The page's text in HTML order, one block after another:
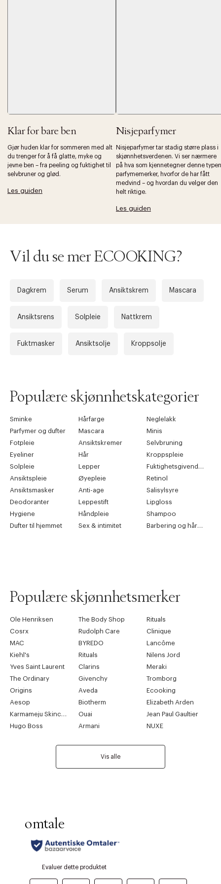
Klar for bare ben
Gjør huden klar for sommeren med alt
du trenger for å få glatte, myke og
jevne ben – fra peeling og fuktighet til
selvbruner og glød.
Les guiden
Nisjeparfymer
Nisjeparfymer tar stadig større plass i
skjønnhetsverdenen. Vi ser nærmere
på hva som kjennetegner denne typen
parfymemerker, hvorfor de har fått
medvind – og hvordan du velger den
helt riktige.
Les guiden
Vil du se mer ECOOKING?
Dagkrem Serum Ansiktskrem Mascara
Ansiktsrens Solpleie Nattkrem
Fuktmasker Ansiktsolje Kroppsolje
Populære skjønnhetskategorier
Sminke Hårfarge
Neglelakk
Parfymer og dufter
Mascara
Minis
Fotpleie
Ansiktskremer
Selvbruning
Eyeliner
Hår
Kroppspleie
Solpleie
Lepper
Ansiktspleie
Øyepleie
Retinol
Ansiktsmasker
Anti-age
Salisylsyre
Deodoranter
Leppestift
Lipgloss
Hygiene
Håndpleie
Shampoo
Dufter til hjemmet
Sex & intimitet
Populære skjønnhetsmerker
Ole Henriksen The Body Shop
Rituals
Cosrx
Rudolph Care
Clinique
MAC
BYREDO
Lancôme
Kiehl's
Rituals
Nilens Jord
Yves Saint Laurent
Clarins
Meraki
The Ordinary
Givenchy
Tromborg
Origins
Aveda
Ecooking
Aesop
Biotherm
Elizabeth Arden
Ouai
Jean Paul Gaultier
Hugo Boss
Armani NUXE
Vis alle